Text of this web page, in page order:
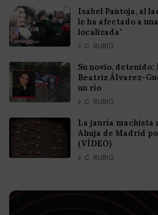
Isabel Pantoja, al
le ha afectado a
localizada"
J. C. RUBIO
Su novio,
Beatriz Álvarez-
un río
J. C. RUBIO
La jauría machista
Ahuja de Madrid
(VÍDEO)
J. C. RUBIO